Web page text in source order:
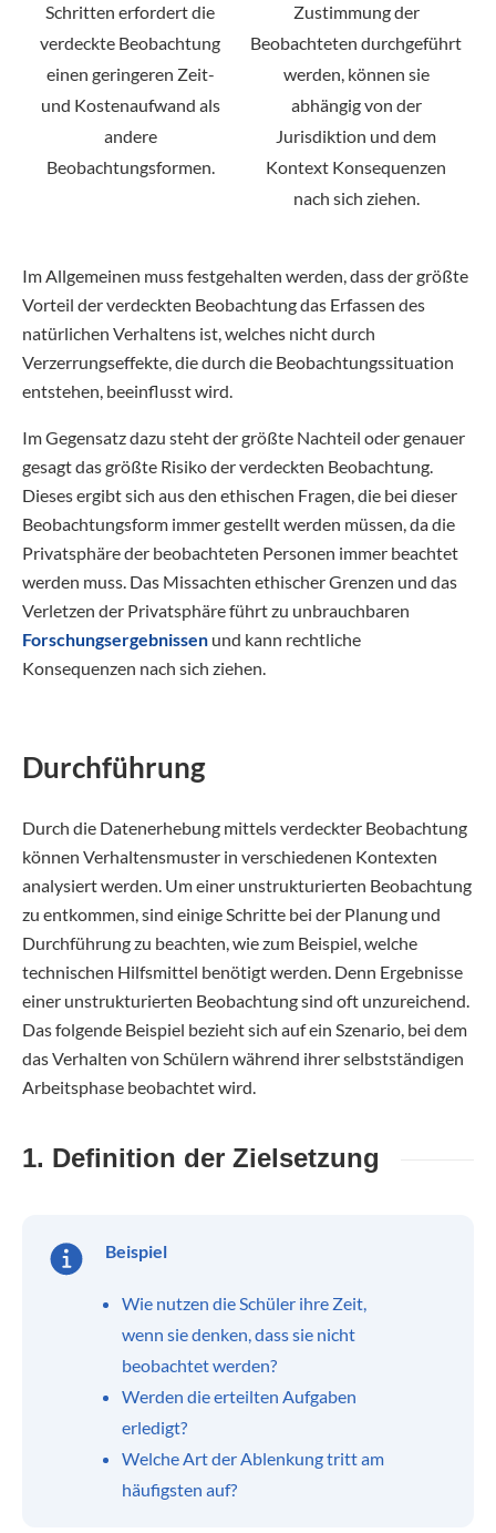
Schritten erfordert die
verdeckte Beobachtung
einen geringeren Zeit-
und Kostenaufwand als
andere
Beobachtungsformen.
Zustimmung der
Beobachteten durchgeführt
werden, können sie
abhängig von der
Jurisdiktion und dem
Kontext Konsequenzen
nach sich ziehen.
Im Allgemeinen muss festgehalten werden, dass der größte
Vorteil der verdeckten Beobachtung das Erfassen des
natürlichen Verhaltens ist, welches nicht durch
Verzerrungseffekte, die durch die Beobachtungssituation
entstehen, beeinflusst wird.
Im Gegensatz dazu steht der größte Nachteil oder genauer
gesagt das größte Risiko der verdeckten Beobachtung.
Dieses ergibt sich aus den ethischen Fragen, die bei dieser
Beobachtungsform immer gestellt werden müssen, da die
Privatsphäre der beobachteten Personen immer beachtet
werden muss. Das Missachten ethischer Grenzen und das
Verletzen der Privatsphäre führt zu unbrauchbaren
Forschungsergebnissen und kann rechtliche
Konsequenzen nach sich ziehen.
Durchführung
Durch die Datenerhebung mittels verdeckter Beobachtung
können Verhaltensmuster in verschiedenen Kontexten
analysiert werden. Um einer unstrukturierten Beobachtung
zu entkommen, sind einige Schritte bei der Planung und
Durchführung zu beachten, wie zum Beispiel, welche
technischen Hilfsmittel benötigt werden. Denn Ergebnisse
einer unstrukturierten Beobachtung sind oft unzureichend.
Das folgende Beispiel bezieht sich auf ein Szenario, bei dem
das Verhalten von Schülern während ihrer selbstständigen
Arbeitsphase beobachtet wird.
1. Definition der Zielsetzung
Beispiel
Wie nutzen die Schüler ihre Zeit,
wenn sie denken, dass sie nicht
beobachtet werden?
Werden die erteilten Aufgaben
erledigt?
Welche Art der Ablenkung tritt am
häufigsten auf?